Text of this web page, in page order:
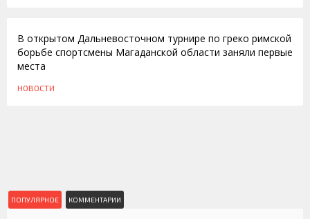
В открытом Дальневосточном турнире по греко римской
борьбе спортсмены Магаданской области заняли первые
места
НОВОСТИ
ПОПУЛЯРНОЕ КОММЕНТАРИИ